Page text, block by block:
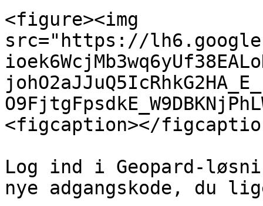
<figure><img
src="https://
<figcaption></
Log ind i Geopard-
nye adgangskode, du